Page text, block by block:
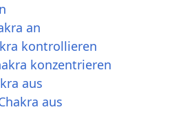
an
kontrollieren
konzentrieren
aus
aus